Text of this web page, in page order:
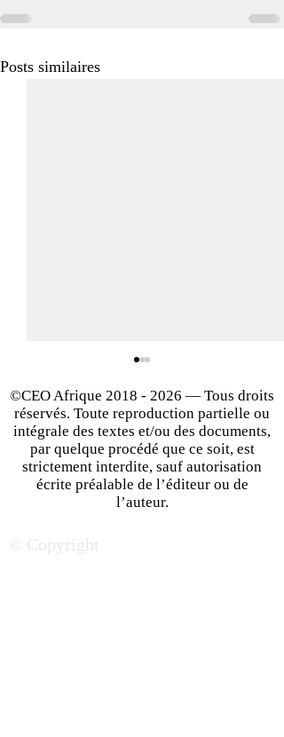
Posts similaires
Convaincre un client
finaliser une vente
©CEO Afrique 2018 - 2026 — Tous droits
réservés. Toute reproduction partielle ou
intégrale des textes et/ou des documents,
par quelque procédé que ce soit, est
strictement interdite, sauf autorisation
écrite préalable de l’éditeur ou de
l’auteur.
© Copyright